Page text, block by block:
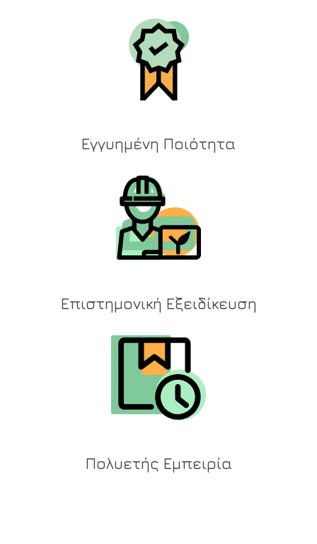
Εγγυημένη Ποιότητα
Επιστημονική Εξειδίκευση
Πολυετής Εμπειρία